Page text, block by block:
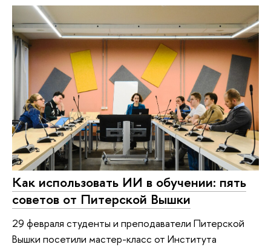
Как использовать ИИ в обучении: пять
советов от Питерской Вышки
29 февраля студенты и преподаватели Питерской
Вышки посетили мастер-класс от Института